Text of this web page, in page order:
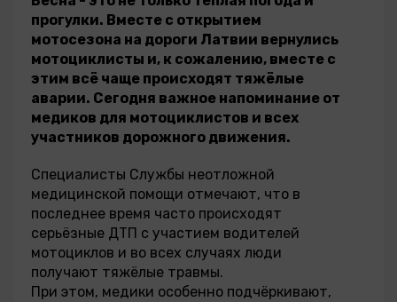
прогулки. Вместе с открытием
мотосезона на дороги Латвии вернулись
мотоциклисты и, к сожалению, вместе с
этим всё чаще происходят тяжёлые
аварии. Сегодня важное напоминание от
медиков для мотоциклистов и всех
участников дорожного движения.
Специалисты Службы неотложной
медицинской помощи отмечают, что в
последнее время часто происходят
серьёзные ДТП с участием водителей
мотоциклов и во всех случаях люди
получают тяжёлые травмы.
При этом, медики особенно подчёркивают,